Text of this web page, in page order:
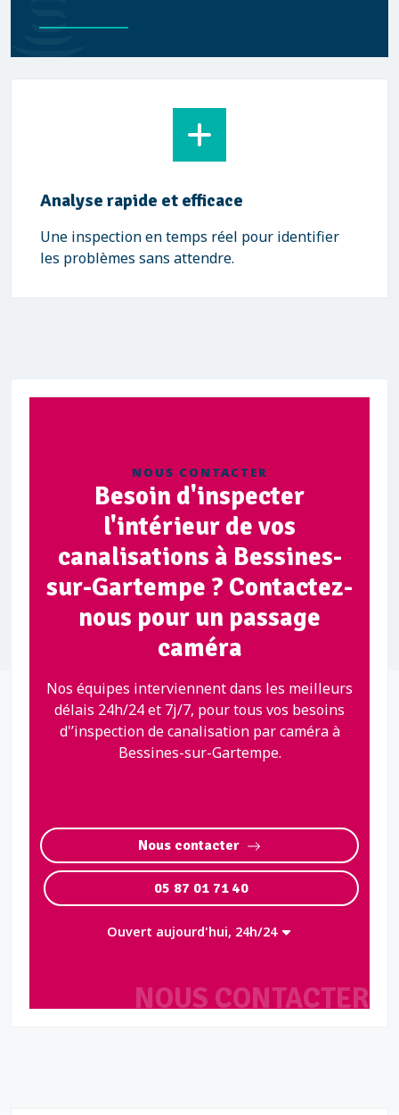
Analyse rapide et efficace
Une inspection en temps réel pour identifier
les problèmes sans attendre.
NOUS CONTACTER
NOUS CONTACTER
Besoin d'inspecter
l'intérieur de vos
canalisations à Bessines-
sur-Gartempe ? Contactez-
nous pour un passage
caméra
Nos équipes interviennent dans les meilleurs
délais 24h/24 et 7j/7, pour tous vos besoins
d'’inspection de canalisation par caméra à
Bessines-sur-Gartempe.
Nous contacter
05 87 01 71 40
Ouvert aujourd'hui, 24h/24